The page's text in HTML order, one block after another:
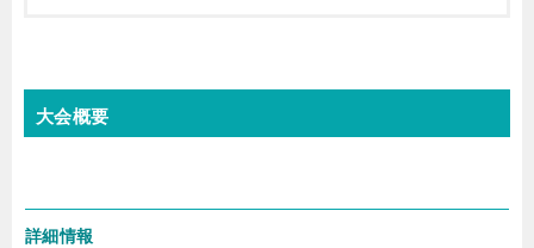
大会概要
詳細情報